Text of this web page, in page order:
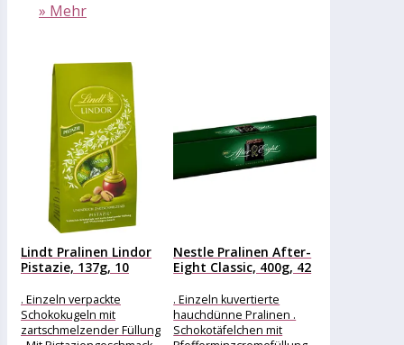
» Mehr
Lindt Pralinen Lindor
Pistazie, 137g, 10
. Einzeln verpackte
Schokokugeln mit
zartschmelzender Füllung
Nestle Pralinen After-
Eight Classic, 400g, 42
. Einzeln kuvertierte
hauchdünne Pralinen .
Schokotäfelchen mit